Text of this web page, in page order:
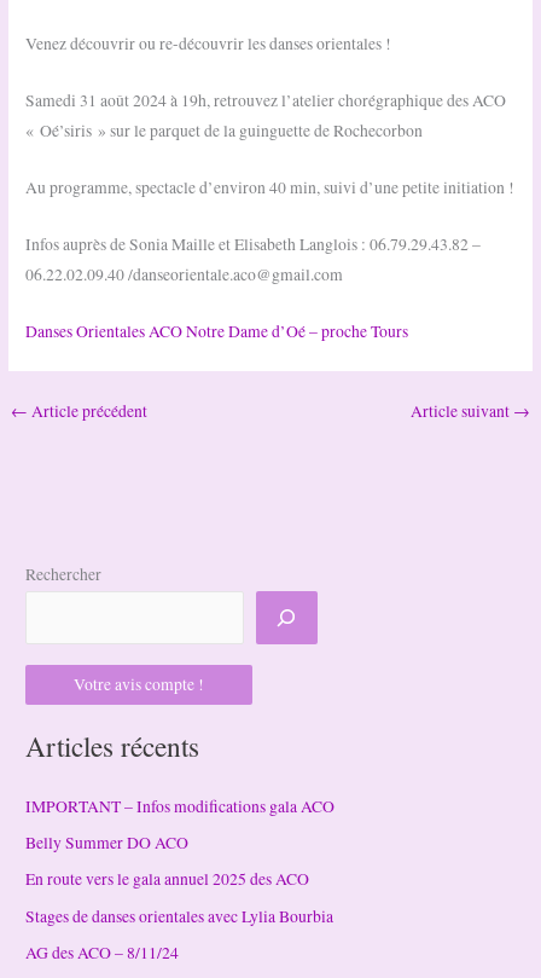
Venez découvrir ou re-découvrir les danses orientales !
Samedi 31 août 2024 à 19h, retrouvez l’atelier chorégraphique des ACO
« Oé’siris » sur le parquet de la guinguette de Rochecorbon
Au programme, spectacle d’environ 40 min, suivi d’une petite initiation !
Infos auprès de Sonia Maille et Elisabeth Langlois : 06.79.29.43.82 –
06.22.02.09.40 /danseorientale.aco@gmail.com
Danses Orientales ACO Notre Dame d’Oé – proche Tours
← Article précédent Article suivant →
Rechercher
Votre avis compte !
Articles récents
IMPORTANT – Infos modifications gala ACO
Belly Summer DO ACO
En route vers le gala annuel 2025 des ACO
Stages de danses orientales avec Lylia Bourbia
AG des ACO – 8/11/24